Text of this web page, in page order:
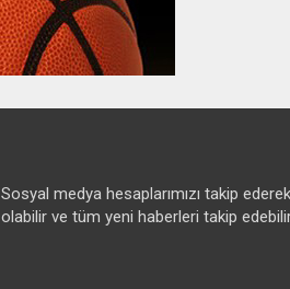
Sosyal medya hesaplarımızı takip
olabilir ve tüm yeni haberleri takip